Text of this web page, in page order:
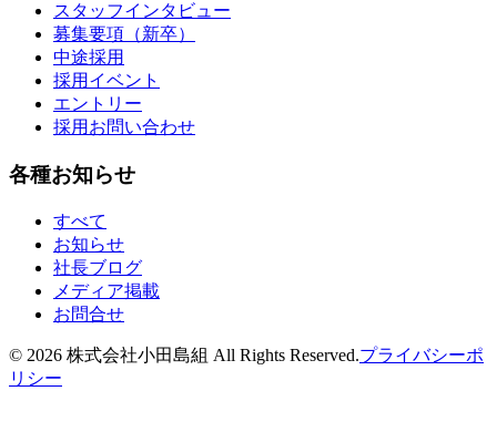
スタッフインタビュー
募集要項（新卒）
中途採用
採用イベント
エントリー
採用お問い合わせ
各種お知らせ
すべて
お知らせ
社長ブログ
メディア掲載
お問合せ
© 2026 株式会社小田島組 All Rights Reserved.プライバシーポ
リシー